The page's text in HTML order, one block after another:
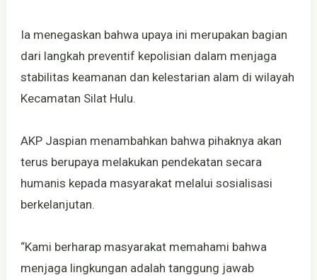
Ia menegaskan bahwa upaya ini merupakan bagian
dari langkah preventif kepolisian dalam menjaga
stabilitas keamanan dan kelestarian alam di wilayah
Kecamatan Silat Hulu.
AKP Jaspian menambahkan bahwa pihaknya akan
terus berupaya melakukan pendekatan secara
humanis kepada masyarakat melalui sosialisasi
berkelanjutan.
“Kami berharap masyarakat memahami bahwa
menjaga lingkungan adalah tanggung jawab